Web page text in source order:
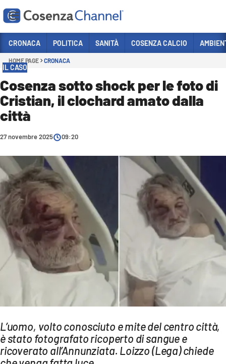
Sezioni
POLITICA
COSENZA CALCIO
ECONOMIA E LAVORO
SANITÀ
SPORT
CULTURA
AMBIENTE
Streaming
LAC TV
LAC ONAIR
LaC
Network
LACPLAY.IT
CRONACA POLITICA SANITÀ COSENZA CALCIO
HOME PAGE CRONACA
IL CASO
Cosenza sotto shock per le foto di
Cristian, il clochard amato dalla
città
27 novembre 2025 09:20
L’uomo, volto conosciuto e mite del centro città,
è stato fotografato ricoperto di sangue e
ricoverato all’Annunziata. Loizzo (Lega) chiede